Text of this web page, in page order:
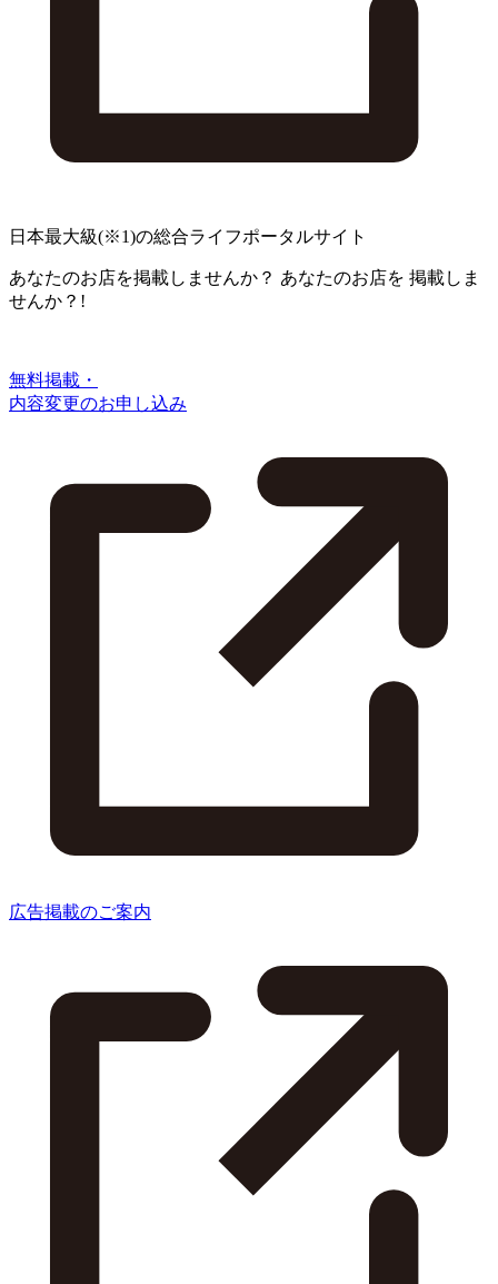
日本最大級(※1)の総合ライフポータルサイト
あなたのお店を掲載しませんか？ あなたのお店を 掲載しま
せんか？!
無料掲載・
内容変更のお申し込み
広告掲載のご案内